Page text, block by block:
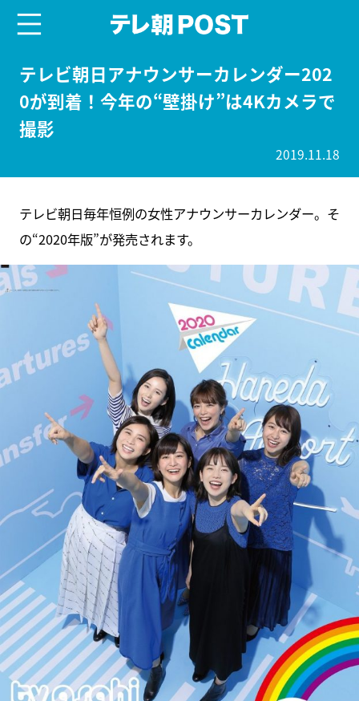
テレビ朝日アナウンサーカレンダー202
0が到着！今年の“壁掛け”は4Kカメラで
撮影
2019.11.18
テレビ朝日毎年恒例の女性アナウンサーカレンダー。そ
の“2020年版”が発売されます。